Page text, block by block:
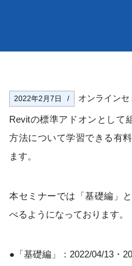
2022年2月7日 オンラインセ
Revitの標準アドオンとして
方法について学習できる有
ます。
本セミナーでは「基礎編」
べるようになっております。
●「基礎編」：2022/04/13・